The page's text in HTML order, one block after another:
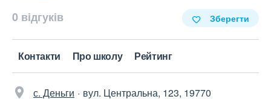
0 відгуків Зберегти
Контакти Про школу Рейтинг
с. Деньги
вул. Центральна, 123, 19770